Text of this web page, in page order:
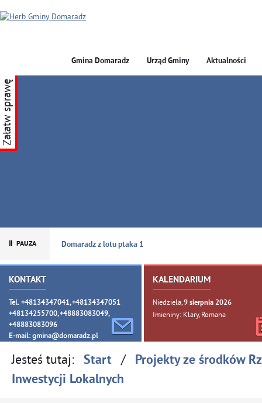
GMINA DOMARADZ
Gmina Domaradz Urząd Gminy Aktualności
Domaradz z lotu ptaka 1
KONTAKT
Tel. +48134347041, +48134347051
+48134255700, +48883083049,
+48883083096
E-mail: gmina@domaradz.pl
KALENDARIUM
Niedziela, 9sierpnia 2026
Imieniny: Klary, Romana
Załatw sprawę
Jesteś tutaj: Start / Projekty ze środków
Inwestycji Lokalnych